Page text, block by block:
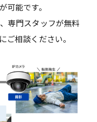
可能です。
専門スタッフが無料
ご相談ください。